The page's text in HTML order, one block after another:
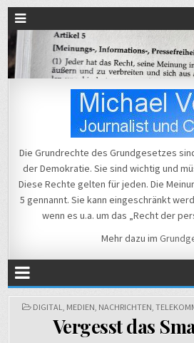
Michael Voß
Die Grundrechte des Grundgesetzes
der Demokratie. Sie sind wichtig und
Diese Rechte gelten für jeden. Die
5 gennannt. Sie kann eingeschränkt
wenn es u.a. um das „Recht der
Mehr dazu im
POSTED
DIGITAL, MEDIEN, NACHRICHTEN,
Vergesst das